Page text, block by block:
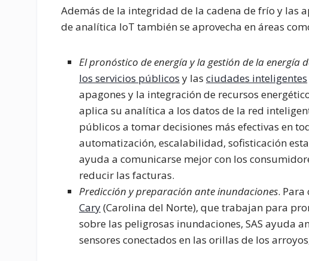
Además de la integridad de la cadena de frío y las
de analítica IoT también se aprovecha en áreas
El pronóstico de energía y la gestión de la energía
los servicios públicos y las ciudades inteligentes
apagones y la integración de recursos
aplica su analítica a los datos de la red
públicos a tomar decisiones más efectivas en
automatización, escalabilidad, sofisticación
ayuda a comunicarse mejor con los
reducir las facturas.
Predicción y preparación ante inundaciones.
Cary(Carolina del Norte), que trabajan para
sobre las peligrosas inundaciones, SAS ayuda
sensores conectados en las orillas de los